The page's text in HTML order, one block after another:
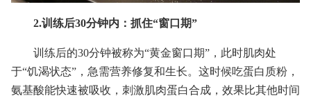
2.训练后30分钟内：抓住“窗口期”
训练后的30分钟被称为“黄金窗口期”，此时肌肉处
于“饥渴状态”，急需营养修复和生长。这时候吃蛋白质粉，
氨基酸能快速被吸收，刺激肌肉蛋白合成，效果比其他时间